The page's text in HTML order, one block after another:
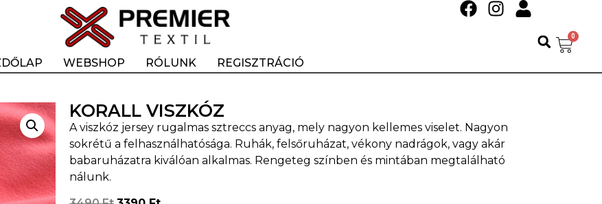
0
WEBSHOP RÓLUNK REGISZTRÁCIÓ
KORALL VISZKÓZ
A viszkóz jersey rugalmas sztreccs anyag, mely nagyon kellemes viselet. Nagyon
sokrétű a felhasználhatósága. Ruhák, felsőruházat, vékony nadrágok, vagy akár
babaruházatra kiválóan alkalmas. Rengeteg színben és mintában megtalálható
nálunk.